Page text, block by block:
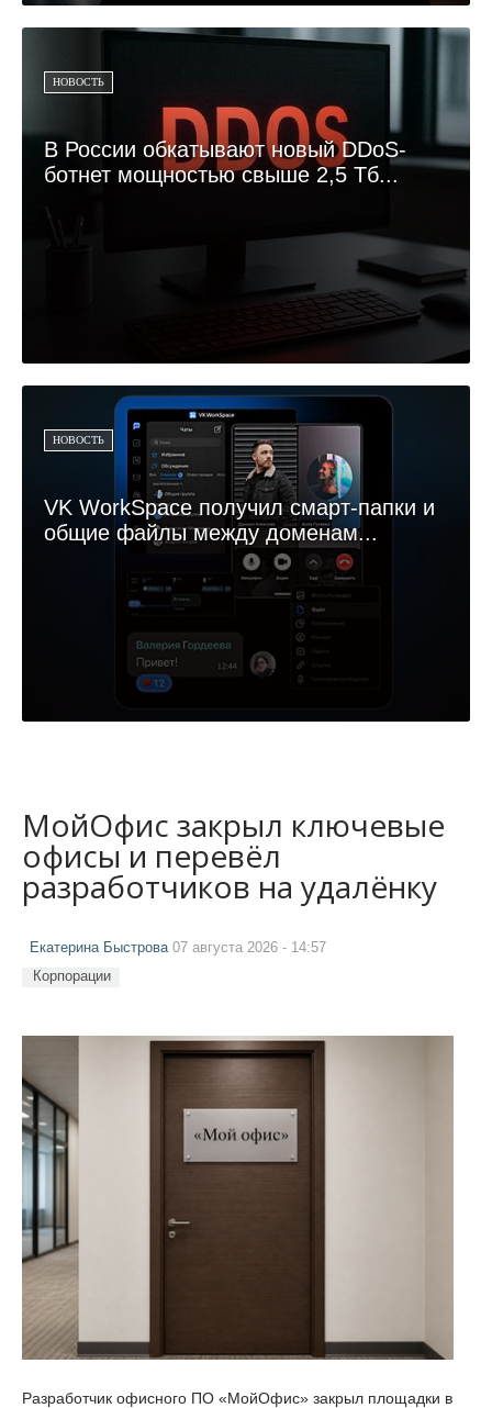
НОВОСТЬ
В России обкатывают новый DDoS-
ботнет мощностью свыше 2,5 Тб...
НОВОСТЬ
VK WorkSpace получил смарт-папки и
общие файлы между доменам...
МойОфис закрыл ключевые
офисы и перевёл
разработчиков на удалёнку
Екатерина Быстрова 07 августа 2026 - 14:57
Корпорации
Разработчик офисного ПО «МойОфис» закрыл площадки в